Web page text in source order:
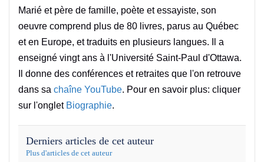
Marié et père de famille, poète et essayiste, son
oeuvre comprend plus de 80 livres, parus au Québec
et en Europe, et traduits en plusieurs langues. Il a
enseigné vingt ans à l'Université Saint-Paul d'Ottawa.
Il donne des conférences et retraites que l'on retrouve
dans sa chaîne YouTube. Pour en savoir plus: cliquer
sur l'onglet Biographie.
Derniers articles de cet auteur
Plus d'articles de cet auteur